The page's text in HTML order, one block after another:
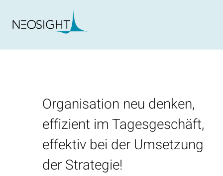
Organisation neu denken,
effizient im Tagesgeschäft,
effektiv bei der Umsetzung
der Strategie!